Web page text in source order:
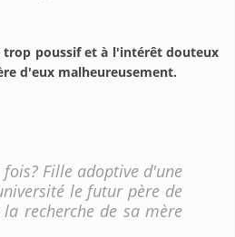
trop poussif et à l'intérêt douteux
d'eux malheureusement.
Fille adoptive d'une
le futur père de
recherche de sa mère